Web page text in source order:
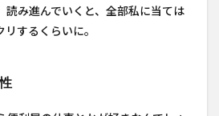
読み進んでいくと、全部私に当ては
するくらいに。